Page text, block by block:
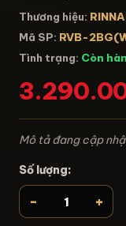
Thương hiệu:
Mã SP: RVB-
Tình trạng: Còn
Mô tả đang cập
Số lượng:
- +